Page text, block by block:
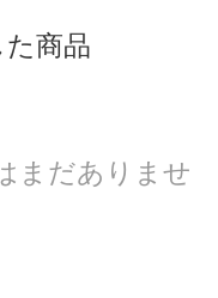
商品
まだありませ